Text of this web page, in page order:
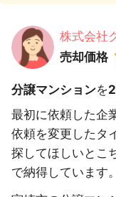
株式会社
売却価格
分譲マンションを
最初に依頼した企
依頼を変更したタ
探してほしいとこ
で納得しています。